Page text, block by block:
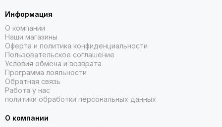
Информация
О компании
Наши магазины
Оферта и политика конфиденциальности
Пользовательское соглашение
Условия обмена и возврата
Программа лояльности
Обратная связь
Работа у нас
политики обработки персональных данных
О компании